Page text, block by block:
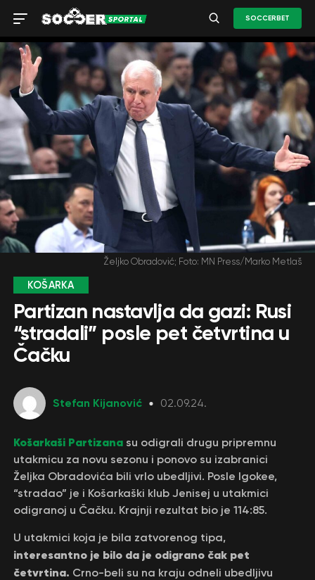
SOCCERBET
Željko Obradović; Foto: MN Press/Marko Metlaš
KOŠARKA
Partizan nastavlja da gazi: Rusi
“stradali” posle pet četvrtina u
Čačku
Stefan Kijanović 02.09.24.
Košarkaši Partizana su odigrali drugu pripremnu
utakmicu za novu sezonu i ponovo su izabranici
Željka Obradovića bili vrlo ubedljivi. Posle Igokee,
“stradao” je i Košarkaški klub Jenisej u utakmici
odigranoj u Čačku. Krajnji rezultat bio je 114:85.
U utakmici koja je bila zatvorenog tipa,
interesantno je bilo da je odigrano čak pet
četvrtina. Crno-beli su na kraju odneli ubedljivu